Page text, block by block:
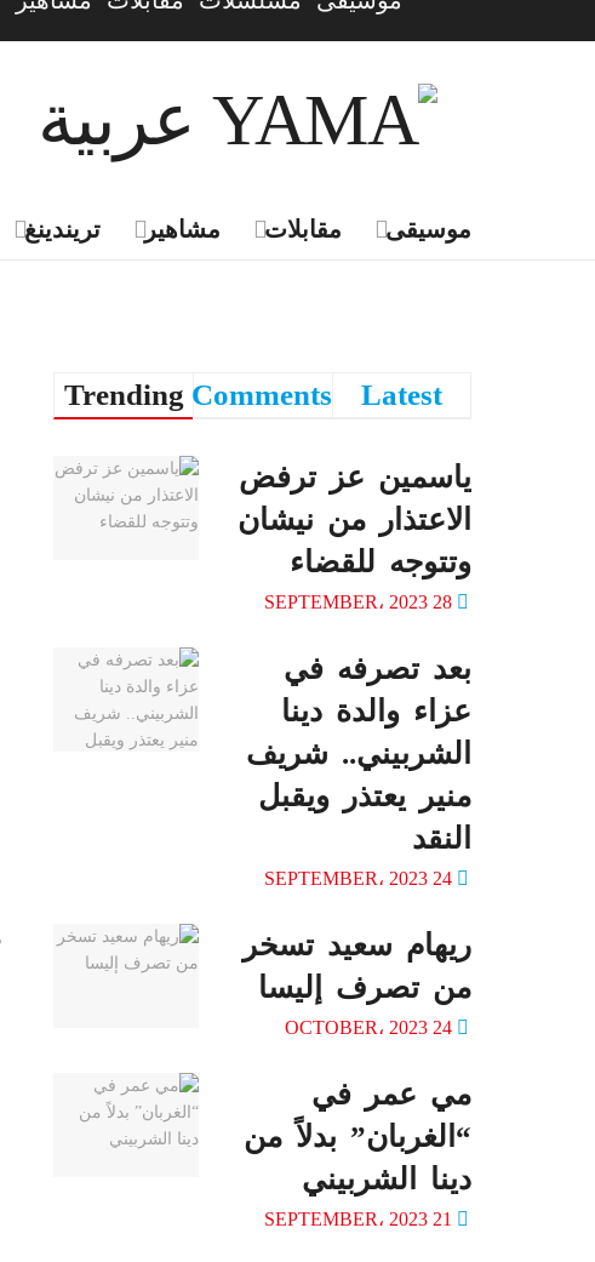
تريندينغ مشاهير مقابلات موسيقى
Trending Comments Latest
ياسمين عز ترفض
الاعتذار من نيشان
وتتوجه للقضاء
بعد تصرفه في
عزاء والدة دينا
الشربيني.. شريف
منير يعتذر ويقبل
النقد
ريهام سعيد تسخر
من تصرف إليسا
مي عمر في
“الغربان” بدلاً من
دينا الشربيني